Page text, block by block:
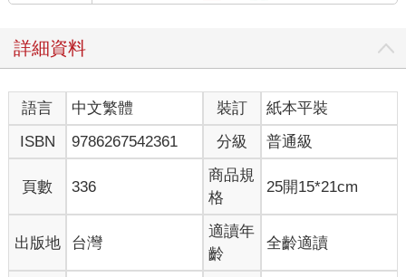
咳嗯，所以我們那個原本說好的截稿日，能再往後延億點點嗎？
以下是我的記錄。
第一天。
據說，只要住進某間飯店的最高樓層十八樓，房號跟九有關的
話，很可能會在睡夢中被帶到傳說中的鬱金香大飯店十九樓。那
裡宛如迷宮，不管怎麼走都找不到下樓的出口。但如果碰上青夫
人，就有機會回到原來世界，否則，很可能永遠被困在裡面，再
也出不來⋯⋯
不過據我調查，最初的怪談裡是沒有青夫人這一人物存在的，只
說了進去十九樓，便會永遠出不來。大概是傳來傳去，怪談就衍
生變體了，這種事也很常見。總之現在看到的都是有青夫人的版
本。
詳細資料
語言 中文繁體 裝訂
紙本平裝
ISBN
9786267542361 分級 普通級
頁數 336
商品規
格
25開15*21cm
出版地 台灣
適讀年
齡
全齡適讀